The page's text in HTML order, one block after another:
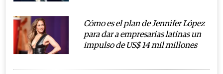
Cómo es el plan de Jennifer López
para dar a empresarias latinas un
impulso de US$ 14 mil millones